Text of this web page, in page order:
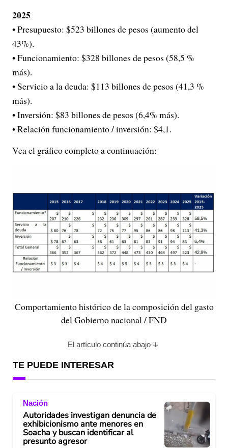
2025
• Presupuesto: $523 billones de pesos (aumento del
43%).
• Funcionamiento: $328 billones de pesos (58,5 %
más).
• Servicio a la deuda: $113 billones de pesos (41,3 %
más).
• Inversión: $83 billones de pesos (6,4% más).
• Relación funcionamiento / inversión: $4,1.
Vea el gráfico completo a continuación:
Comportamiento histórico de la composición del gasto
del Gobierno nacional / FND
El artículo continúa abajo
TE PUEDE INTERESAR
Nación
Autoridades investigan denuncia de
exhibicionismo ante menores en
Soacha y buscan identificar al
presunto agresor